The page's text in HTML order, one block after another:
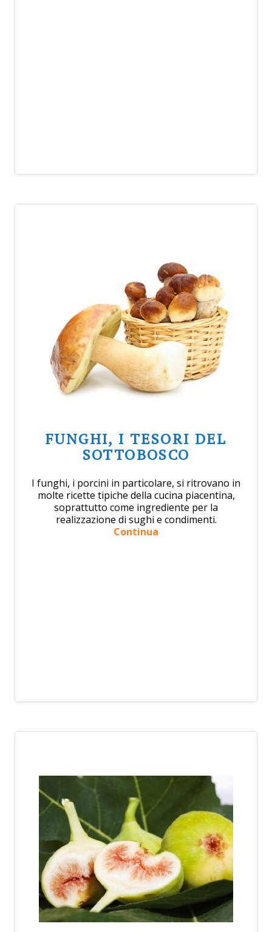
FUNGHI, I TESORI DEL
SOTTOBOSCO
I funghi, i porcini in particolare, si ritrovano in
molte ricette tipiche della cucina piacentina,
soprattutto come ingrediente per la
realizzazione di sughi e condimenti.
Continua